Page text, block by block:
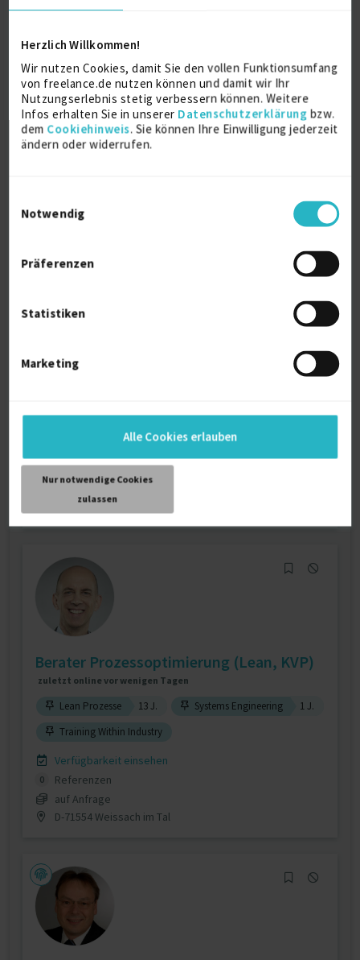
Herzlich Willkommen!
Wir nutzen Cookies, damit Sie den vollen Funktionsumfang
von freelance.de nutzen können und damit wir Ihr
Nutzungserlebnis stetig verbessern können. Weitere
Infos erhalten Sie in unserer Datenschutzerklärung bzw.
dem Cookiehinweis. Sie können Ihre Einwilligung jederzeit
ändern oder widerrufen.
Notwendig
Präferenzen
Statistiken
Marketing
Alle Cookies erlauben
Nur notwendige Cookies
zulassen
zuletzt online vor 1 Tagen
Lean Prozesse 20 J. Six sigma
20 J.
ILS LSA
Projektleitung / Teamleitung (IT) 21 J.
Verfügbarkeit einsehen
0
Referenzen
zuletzt online vor 2 Tagen
Referenzen
auf Anfrage
D-91227 Leinburg
Berater Prozessoptimierung (Lean, KVP)
zuletzt online vor wenigen Tagen
Lean Prozesse 13 J. Systems Engineering
1 J.
Training Within Industry
Verfügbarkeit einsehen
0
Referenzen
auf Anfrage
D-71554 Weissach im Tal